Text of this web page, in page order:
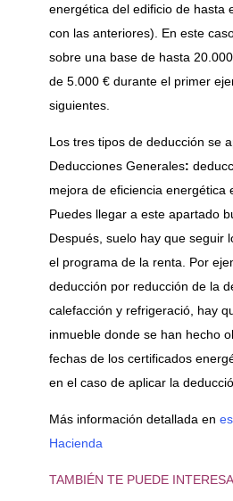
energética del edificio de hasta
con las anteriores). En este
sobre una base de hasta
de 5.000 € durante el primer
siguientes.
Los tres tipos de deducción se
Deducciones Generales:
mejora de eficiencia energética
Puedes llegar a este apartado
Después, suelo hay que seguir
el programa de la renta. Por
deducción por reducción de la
calefacción y refrigeració, hay
inmueble donde se han hecho
fechas de los certificados
en el caso de aplicar la
Más información detallada en
Hacienda
TAMBIÉN TE PUEDE